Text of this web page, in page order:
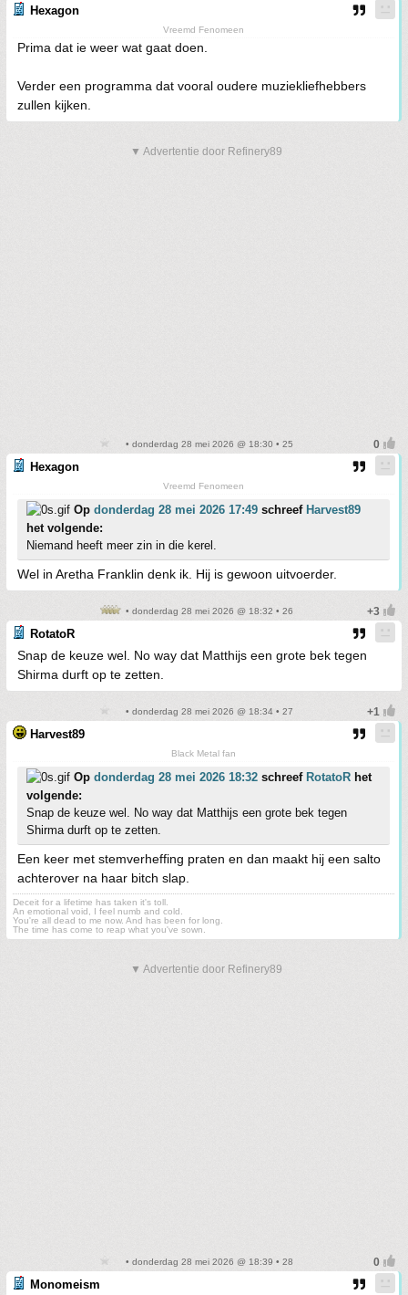
Hexagon
Vreemd Fenomeen
Prima dat ie weer wat gaat doen.
Verder een programma dat vooral oudere muziekliefhebbers
zullen kijken.
▼ Advertentie door Refinery89
• donderdag 28 mei 2026 @ 18:30 • 25
Hexagon
Vreemd Fenomeen
Op donderdag 28 mei 2026 17:49 schreef Harvest89
het volgende:
Niemand heeft meer zin in die kerel.
Wel in Aretha Franklin denk ik. Hij is gewoon uitvoerder.
• donderdag 28 mei 2026 @ 18:32 • 26
RotatoR
Snap de keuze wel. No way dat Matthijs een grote bek tegen
Shirma durft op te zetten.
• donderdag 28 mei 2026 @ 18:34 • 27
Harvest89
Black Metal fan
Op donderdag 28 mei 2026 18:32 schreef RotatoR het
volgende:
Snap de keuze wel. No way dat Matthijs een grote bek tegen
Shirma durft op te zetten.
Een keer met stemverheffing praten en dan maakt hij een salto
achterover na haar bitch slap.
Deceit for a lifetime has taken it's toll.
An emotional void, I feel numb and cold.
You're all dead to me now. And has been for long.
The time has come to reap what you've sown.
▼ Advertentie door Refinery89
• donderdag 28 mei 2026 @ 18:39 • 28
Monomeism